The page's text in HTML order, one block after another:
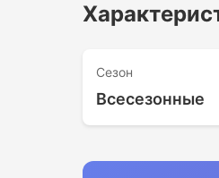
Сезон
Всесезонные